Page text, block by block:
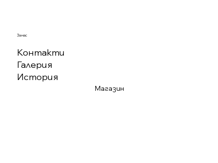
За нас
Контакти
Галерия
История
Магазин